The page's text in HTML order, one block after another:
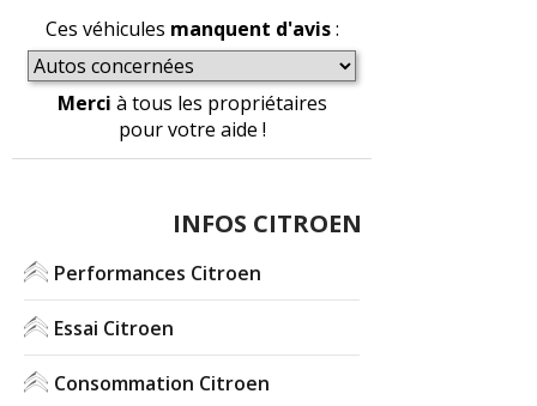
15/20 2.0 HDi 110 ch 115000 km, 2004
20/20 2.0 HDi 110 ch 289000
-- /20 2.0 HDi 110 ch 355000
-- /20 2.0 HDi 110 ch(0 )
Ces véhicules manquent d'avis:
Merci à tous les propriétaires
pour votre aide !
INFOS CITROEN
Performances Citroen
Essai Citroen
Consommation Citroen